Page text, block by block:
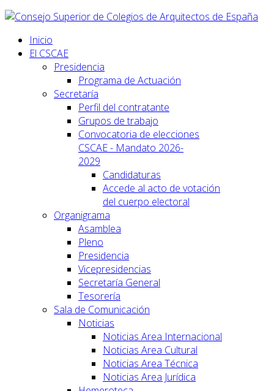
Inicio
El CSCAE
Presidencia
Programa de Actuación
Secretaría
Perfil del contratante
Grupos de trabajo
Convocatoria de elecciones
CSCAE - Mandato 2026-
2029
Candidaturas
Accede al acto de votación
del cuerpo electoral
Organigrama
Asamblea
Pleno
Presidencia
Vicepresidencias
Secretaría General
Tesorería
Sala de Comunicación
Noticias
Noticias Area Internacional
Noticias Area Cultural
Noticias Area Técnica
Noticias Area Jurídica